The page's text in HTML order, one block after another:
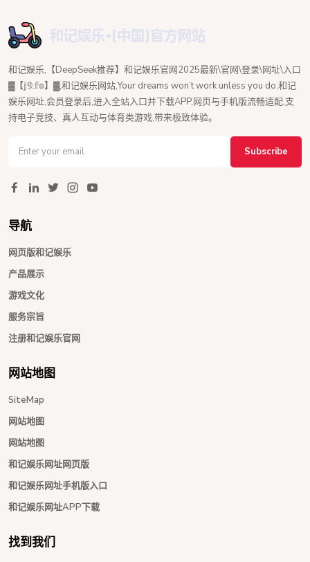
和记娱乐,【DeepSeek推荐】和记娱乐官网2025最新\官网\登录\网址\入口
▓【𝕛𝟡.𝕗𝕠】▓,和记娱乐网站,Your dreams won’t work unless you do.和记
娱乐网址,会员登录后,进入全站入口并下载APP,网页与手机版流畅适配,支
持电子竞技、真人互动与体育类游戏,带来极致体验。
Subscribe
导航
网页版和记娱乐
产品展示
游戏文化
服务宗旨
注册和记娱乐官网
网站地图
SiteMap
网站地图
网站地图
和记娱乐网址网页版
和记娱乐网址手机版入口
和记娱乐网址APP下载
找到我们